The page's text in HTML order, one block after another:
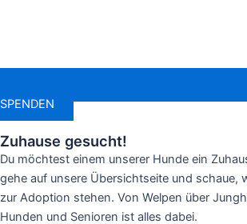
SPENDEN
Zuhause gesucht!
Du möchtest einem unserer Hunde ein
gehe auf unsere Übersichtseite und schaue,
zur Adoption stehen. Von Welpen über
Hunden und Senioren ist alles dabei.